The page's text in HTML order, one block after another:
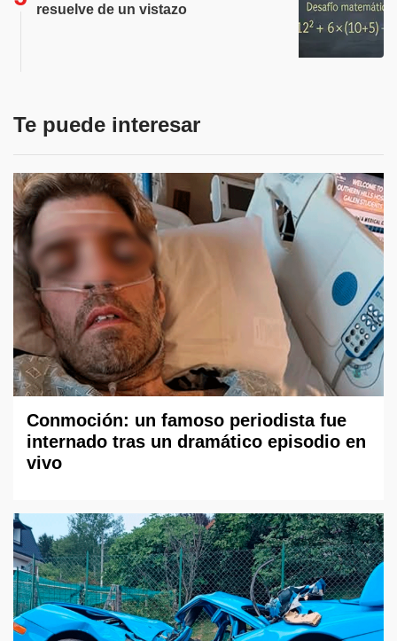
resuelve de un vistazo
Te puede interesar
Conmoción: un famoso periodista fue
internado tras un dramático episodio en
vivo